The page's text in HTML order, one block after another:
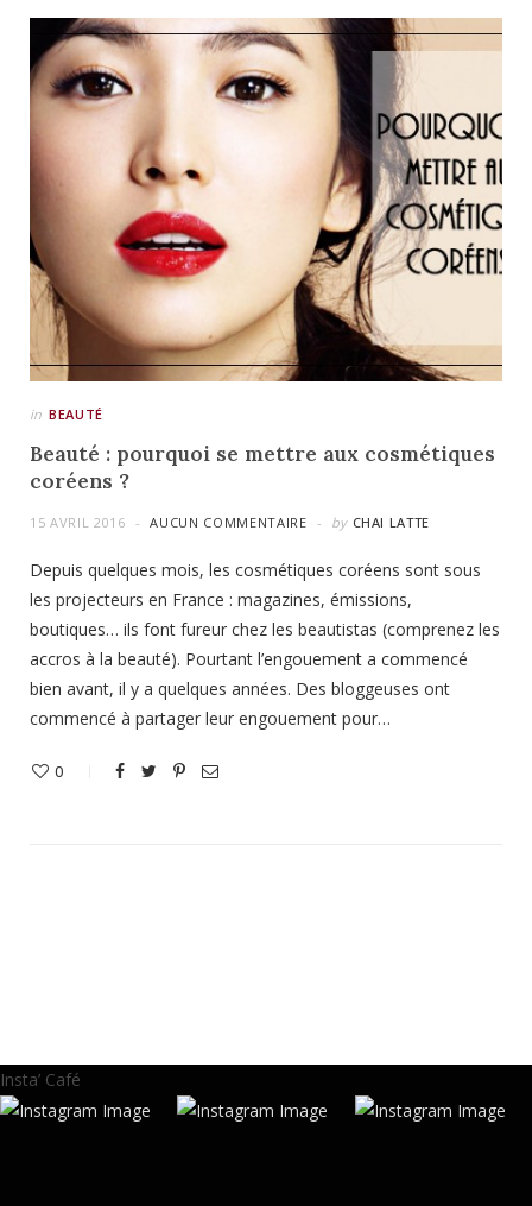
in BEAUTÉ
Beauté : pourquoi se mettre aux cosmétiques
coréens ?
15 AVRIL 2016 AUCUN COMMENTAIRE by CHAI LATTE
Depuis quelques mois, les cosmétiques coréens sont sous
les projecteurs en France : magazines, émissions,
boutiques… ils font fureur chez les beautistas (comprenez les
accros à la beauté). Pourtant l’engouement a commencé
bien avant, il y a quelques années. Des bloggeuses ont
commencé à partager leur engouement pour…
0
Insta’ Café